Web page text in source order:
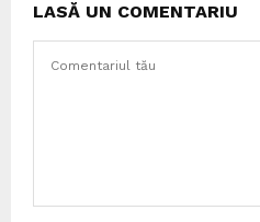
LASĂ UN COMENTARIU